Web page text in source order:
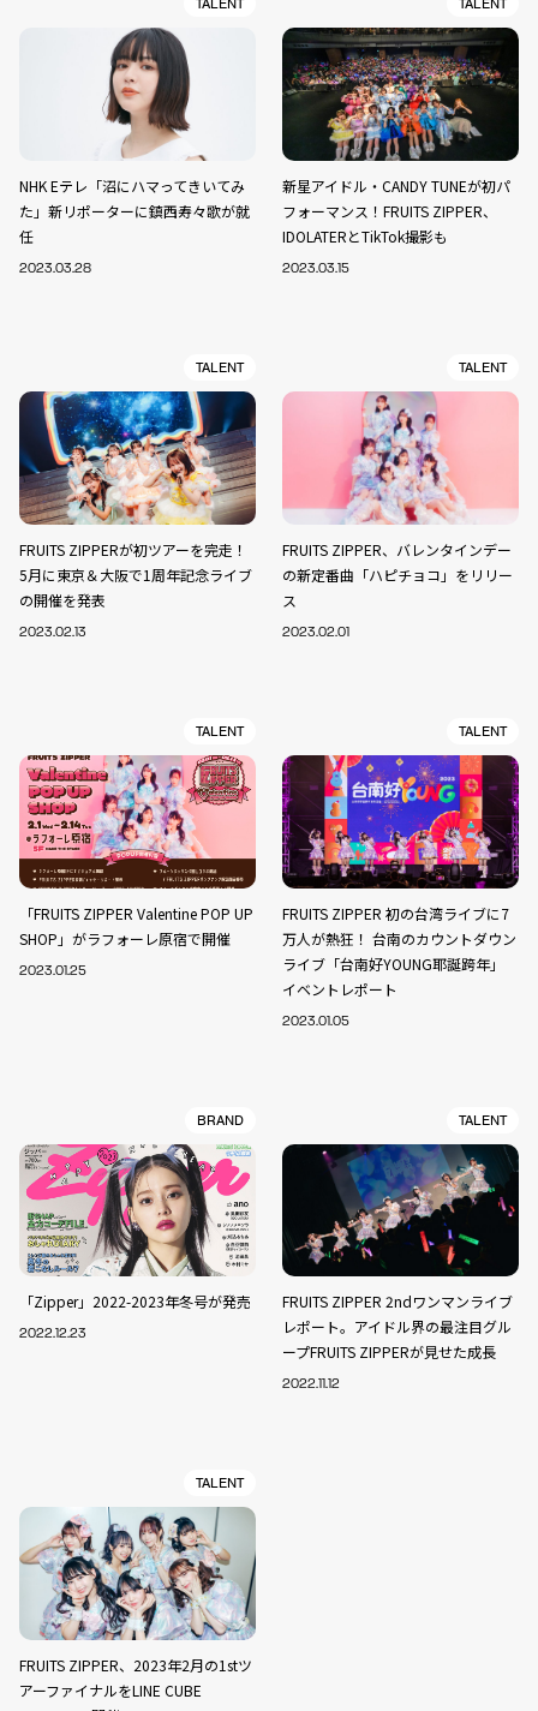
TALENT
NHK Eテレ「沼にハマってきいてみ
た」新リポーターに鎮西寿々歌が就
任
2023.03.28
TALENT
新星アイドル・CANDY TUNEが初パ
フォーマンス！FRUITS ZIPPER、
IDOLATERとTikTok撮影も
2023.03.15
TALENT
FRUITS ZIPPERが初ツアーを完走！
5月に東京＆大阪で1周年記念ライブ
の開催を発表
2023.02.13
TALENT
FRUITS ZIPPER、バレンタインデー
の新定番曲「ハピチョコ」をリリー
ス
2023.02.01
TALENT
「FRUITS ZIPPER Valentine POP UP
SHOP」がラフォーレ原宿で開催
2023.01.25
TALENT
FRUITS ZIPPER 初の台湾ライブに7
万人が熱狂！ 台南のカウントダウン
ライブ「台南好YOUNG耶誕跨年」
イベントレポート
2023.01.05
BRAND
「Zipper」2022-2023年冬号が発売
2022.12.23
TALENT
FRUITS ZIPPER 2ndワンマンライブ
レポート。アイドル界の最注目グル
ープFRUITS ZIPPERが見せた成長
2022.11.12
TALENT
FRUITS ZIPPER、2023年2月の1stツ
アーファイナルをLINE CUBE